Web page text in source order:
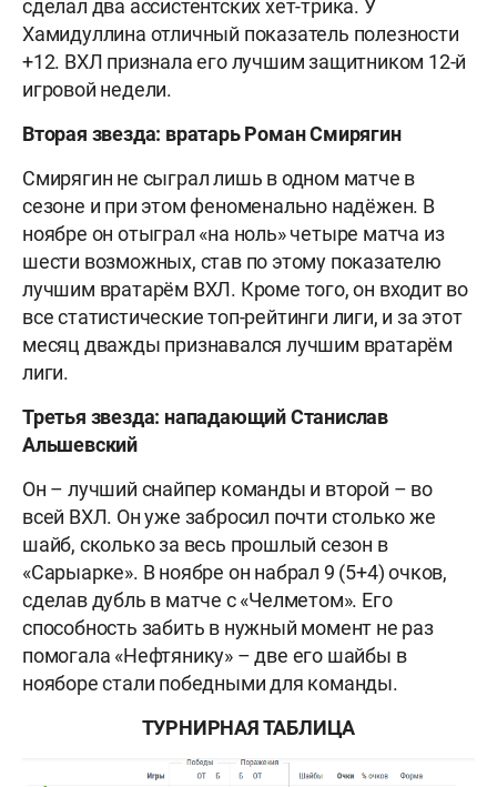
сделал два ассистентских хет-трика. У
Хамидуллина отличный показатель полезности
+12. ВХЛ признала его лучшим защитником 12-й
игровой недели.
Вторая звезда: вратарь Роман Смирягин
Смирягин не сыграл лишь в одном матче в
сезоне и при этом феноменально надёжен. В
ноябре он отыграл «на ноль» четыре матча из
шести возможных, став по этому показателю
лучшим вратарём ВХЛ. Кроме того, он входит во
все статистические топ-рейтинги лиги, и за этот
месяц дважды признавался лучшим вратарём
лиги.
Третья звезда: нападающий Станислав
Альшевский
Он – лучший снайпер команды и второй – во
всей ВХЛ. Он уже забросил почти столько же
шайб, сколько за весь прошлый сезон в
«Сарыарке». В ноябре он набрал 9 (5+4) очков,
сделав дубль в матче с «Челметом». Его
способность забить в нужный момент не раз
помогала «Нефтянику» – две его шайбы в
нояборе стали победными для команды.
ТУРНИРНАЯ ТАБЛИЦА